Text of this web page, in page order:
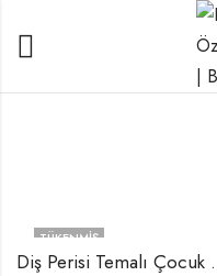
TÜKENMIŞ
Diş